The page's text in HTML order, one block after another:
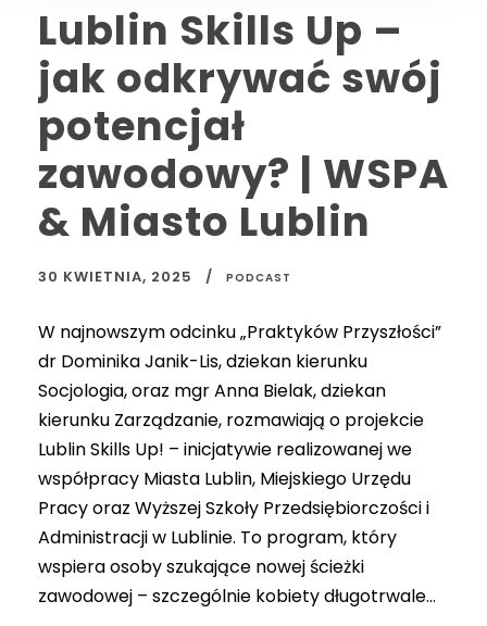
Lublin Skills Up –
jak odkrywać swój
potencjał
zawodowy? | WSPA
& Miasto Lublin
30 KWIETNIA, 2025 PODCAST
W najnowszym odcinku „Praktyków Przyszłości”
dr Dominika Janik-Lis, dziekan kierunku
Socjologia, oraz mgr Anna Bielak, dziekan
kierunku Zarządzanie, rozmawiają o projekcie
Lublin Skills Up! – inicjatywie realizowanej we
współpracy Miasta Lublin, Miejskiego Urzędu
Pracy oraz Wyższej Szkoły Przedsiębiorczości i
Administracji w Lublinie. To program, który
wspiera osoby szukające nowej ścieżki
zawodowej – szczególnie kobiety długotrwale...